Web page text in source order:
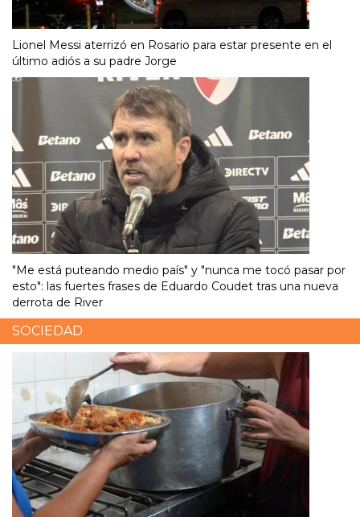
Lionel Messi aterrizó en Rosario para estar presente en el
último adiós a su padre Jorge
"Me está puteando medio país" y "nunca me tocó pasar por
esto": las fuertes frases de Eduardo Coudet tras una nueva
derrota de River
SOCIEDAD